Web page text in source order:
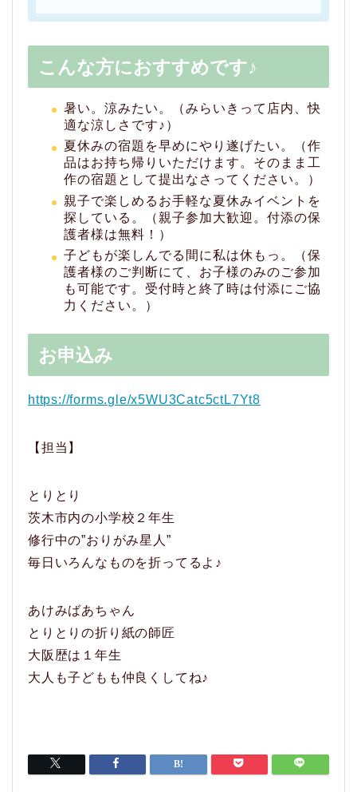
こんな方におすすめです♪
暑い。涼みたい。（みらいきって店内、快
適な涼しさです♪）
夏休みの宿題を早めにやり遂げたい。（作
品はお持ち帰りいただけます。そのまま工
作の宿題として提出なさってください。）
親子で楽しめるお手軽な夏休みイベントを
探している。（親子参加大歓迎。付添の保
護者様は無料！）
子どもが楽しんでる間に私は休もっ。（保
護者様のご判断にて、お子様のみのご参加
も可能です。受付時と終了時は付添にご協
力ください。）
お申込み
https://forms.gle/x5WU3Catc5ctL7Yt8
【担当】
とりとり
茨木市内の小学校２年生
修行中の”おりがみ星人”
毎日いろんなものを折ってるよ♪
あけみばあちゃん
とりとりの折り紙の師匠
大阪歴は１年生
大人も子どもも仲良くしてね♪